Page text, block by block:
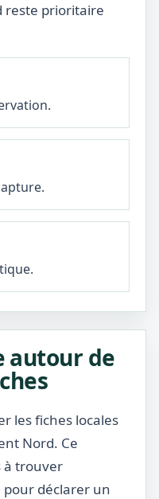
reste prioritaire
autour de
les fiches locales
Nord. Ce
à trouver
déclarer un